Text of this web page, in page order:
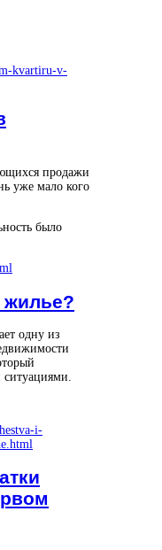
продажи
уже мало кого
было
жилье?
одну из
ситуациями.